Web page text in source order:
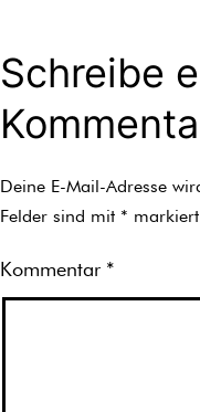
Schreibe
Deine E-Mail-Adresse
Felder sind mit * markiert
Kommentar *